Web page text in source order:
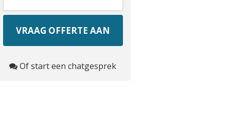
Of start een chatgesprek